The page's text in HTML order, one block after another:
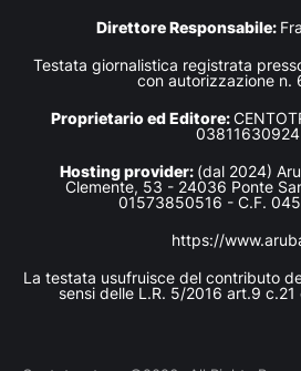
Direttore Responsabile:
Testata giornalistica registrata
con autorizzazione n.
Proprietario ed Editore:
03811630924
Hosting provider: (dal 2024)
Clemente, 53 - 24036 Ponte
01573850516 - C.F.
https://
La testata usufruisce del contributo
sensi delle L.R. 5/2016 art.9